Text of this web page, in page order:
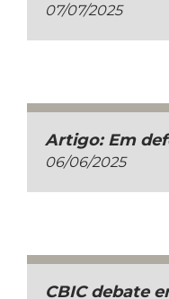
07/07/2025
Artigo: Em
06/06/2025
CBIC debate